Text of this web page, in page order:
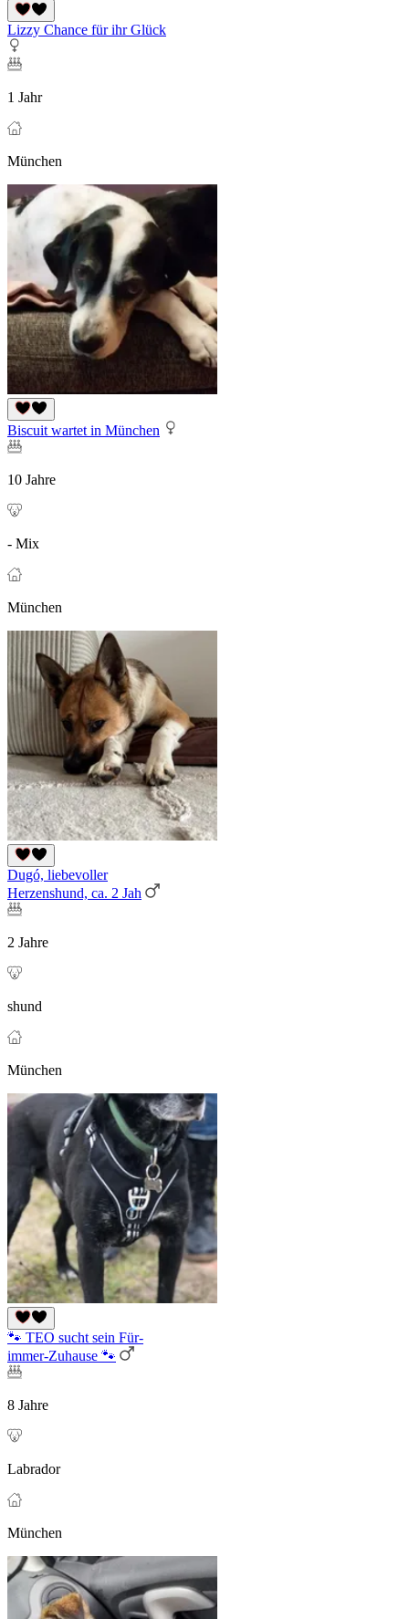
Lizzy Chance für ihr Glück
1 Jahr
München
Biscuit wartet in München
10 Jahre
- Mix
München
Dugó, liebevoller
Herzenshund, ca. 2 Jah
2 Jahre
shund
München
🐾 TEO sucht sein Für-
immer-Zuhause 🐾
8 Jahre
Labrador
München